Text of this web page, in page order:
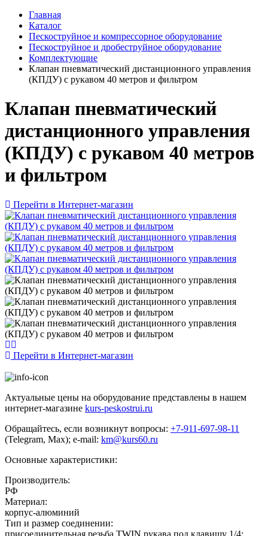
Главная
Каталог
Пескоструйное и компрессорное оборудование
Пескоструйное и дробеструйное оборудование
Комплектующие
Клапан пневматический дистанционного управления
(КПДУ) с рукавом 40 метров и фильтром
Клапан пневматический
дистанционного управления
(КПДУ) с рукавом 40 метров
и фильтром
Перейти в Интернет-магазин
Перейти в Интернет-магазин
Актуальные цены на оборудование представлены в нашем
интернет-магазине kurs-peskostrui.ru
Обращайтесь, если возникнут вопросы: +7-911-697-98-11
(Telegram, Max); e-mail: km@kurs60.ru
Основные характеристики:
Производитель:
РФ
Материал:
корпус-алюминий
Тип и размер соединении:
присоединительная резьба TWIN рукава под клавишу 1/4;